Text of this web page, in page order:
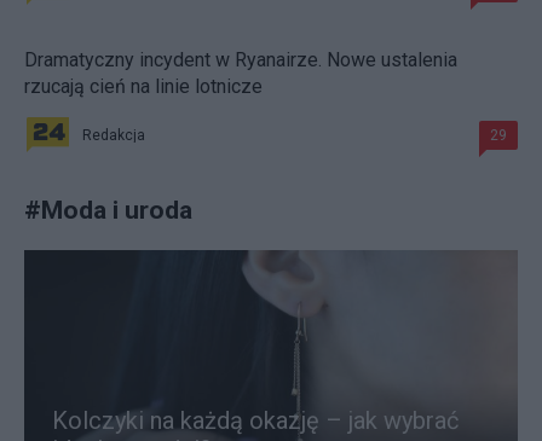
Dramatyczny incydent w Ryanairze. Nowe ustalenia
rzucają cień na linie lotnicze
Redakcja 29
#Moda i uroda
Kolczyki na każdą okazję – jak wybrać